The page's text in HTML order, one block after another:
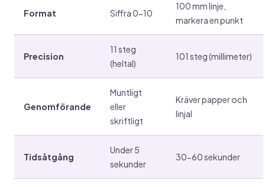
Format Siffra 0-10
100 mm linje,
markera en punkt
Precision
11 steg
(heltal)
101 steg (millimeter)
Genomförande
Muntligt
eller
skriftligt
Kräver papper och
linjal
Tidsåtgång
Under 5
sekunder
30-60 sekunder